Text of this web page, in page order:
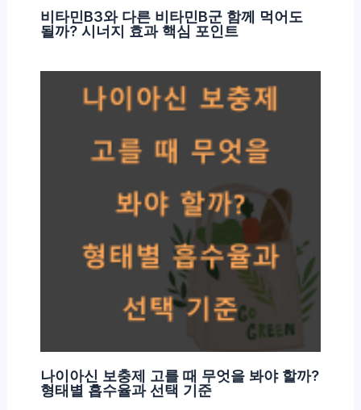
비타민B3와 다른 비타민B군 함께 먹어도
될까? 시너지 효과 핵심 포인트
나이아신 보충제 고를 때 무엇을 봐야 할까?
형태별 흡수율과 선택 기준